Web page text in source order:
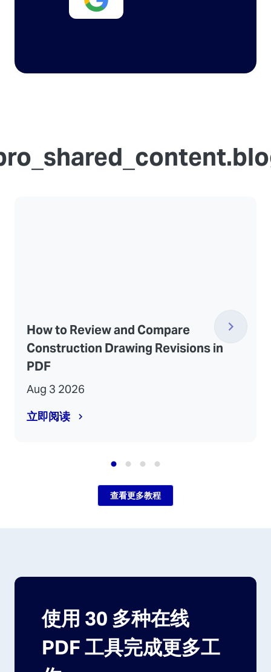
How to Review and Compare
Construction Drawing Revisions in
PDF
Aug 3 2026
立即阅读
查看更多教程
使用 30 多种在线
PDF 工具完成更多工